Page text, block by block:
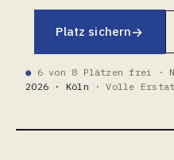
Platz sichern→
●6 von 8 Plätzen frei ·
2026 · Köln · Volle